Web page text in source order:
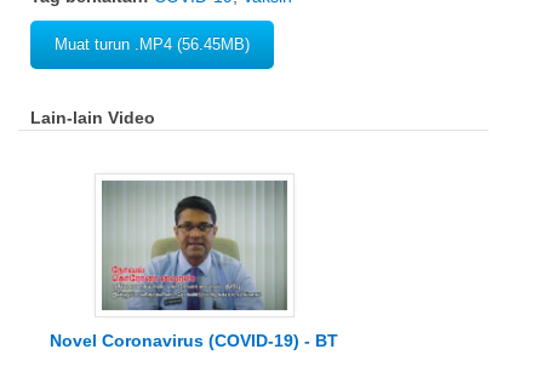
Muat turun .MP4 (56.45MB)
Lain-lain Video
Novel Coronavirus (COVID-19) - BT